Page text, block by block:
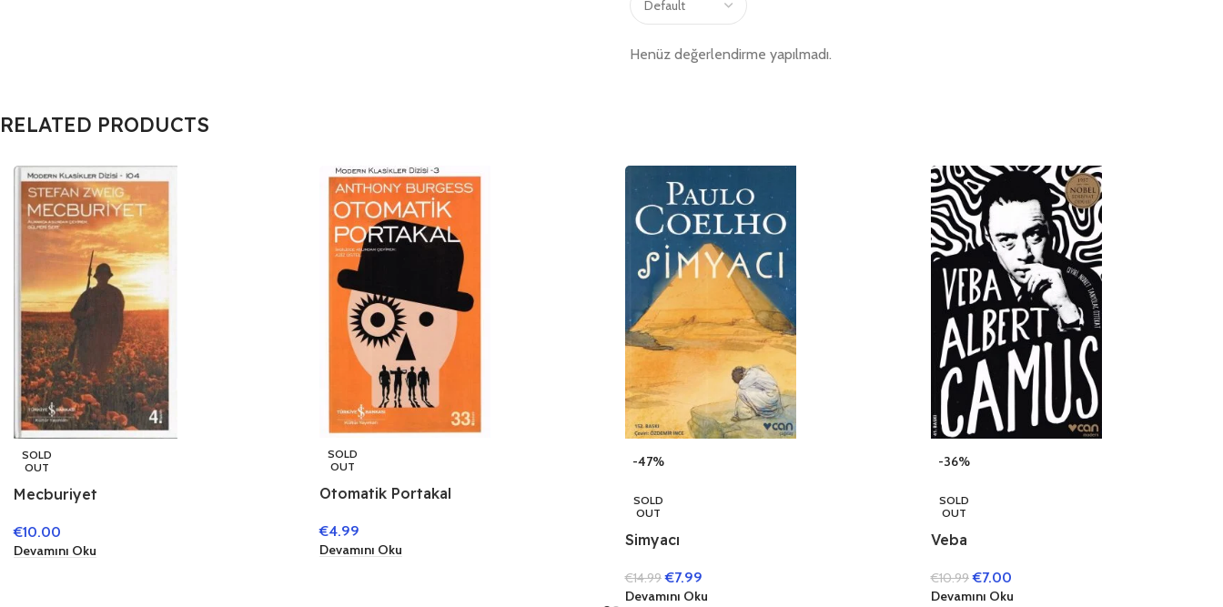
Henüz değerlendirme yapılmadı.
RELATED PRODUCTS
SOLD
OUT
Mecburiyet
€10.00
Devamını Oku
SOLD
OUT
Otomatik Portakal
€4.99
Devamını Oku
-47%
SOLD
OUT
Simyacı
€14.99 €7.99
Devamını Oku
-36%
SOLD
OUT
Veba
€10.99 €7.00
Devamını Oku